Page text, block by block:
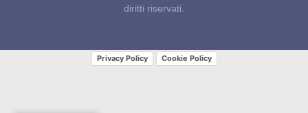
diritti riservati.
Privacy Policy Cookie Policy